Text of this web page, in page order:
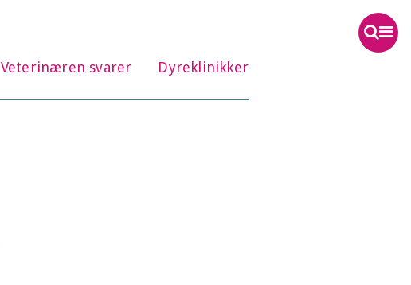
Veterinæren svarer Dyreklinikker